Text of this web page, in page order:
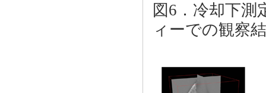
図6．冷却下
ィーでの観察